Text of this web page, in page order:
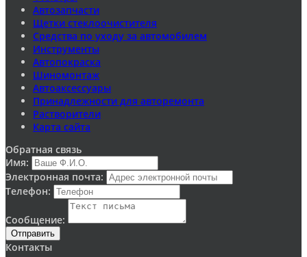
Автозапчасти
Щетки стеклоочистителя
Средства по уходу за автомобилем
Инструменты
Автопокраска
Шиномонтаж
Автоаксессуары
Принадлежности для авторемонта
Растворители
Карта сайта
Обратная связь
Имя:
Электронная почта:
Телефон:
Сообщение:
Отправить
Контакты